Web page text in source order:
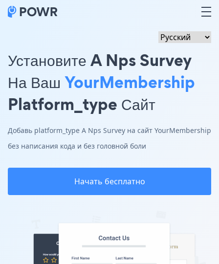
Установите A Nps Survey
На Ваш YourMembership
Platform_type Сайт
Добавь platform_type A Nps Survey на сайт YourMembership
без написания кода и без головной боли
Начать бесплатно